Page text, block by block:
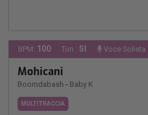
BPM: 100 Ton.: SI Voce Solista
Mohicani
Boomdabash - Baby K
MULTITRACCIA